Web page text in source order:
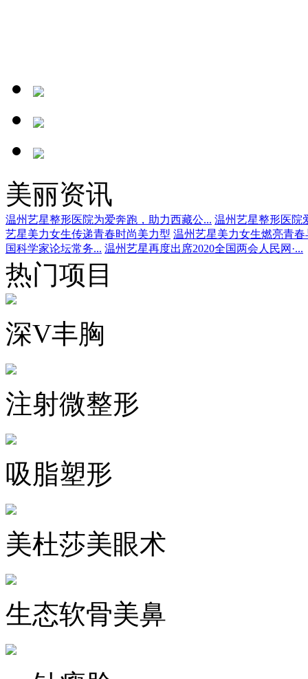
美丽资讯
温州艺星整形医院为爱奔跑，助力西藏公... 温州艺星整形医院
艺星美力女生传递青春时尚美力型 温州艺星美力女生燃亮青春
国科学家论坛常务... 温州艺星再度出席2020全国两会人民网·...
热门项目
深V丰胸
注射微整形
吸脂塑形
美杜莎美眼术
生态软骨美鼻